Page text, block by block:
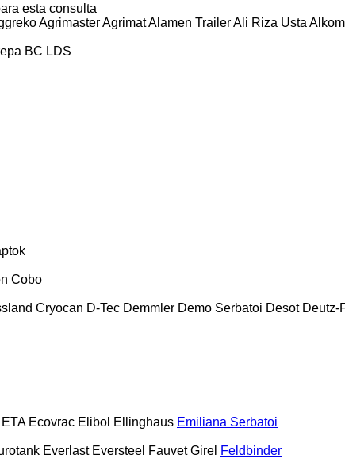
esta consulta
AgrimasterAgrimatAlamen TrailerAli Riza Usta Alkom
BC LDS
Cobo
Cryocan D-Tec Demmler Demo Serbatoi Desot Deutz-
ETA Ecovrac Elibol Ellinghaus Emiliana Serbatoi
Everlast Eversteel Fauvet Girel Feldbinder